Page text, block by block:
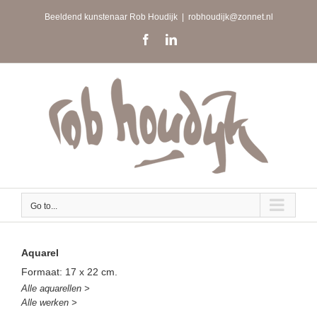
Beeldend kunstenaar Rob Houdijk robhoudijk@zonnet.nl
FacebookLinkedIn
Go to...
Aquarel
Formaat: 17 x 22 cm.
Alle aquarellen >
Alle werken >